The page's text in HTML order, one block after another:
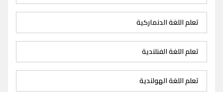
تعلم اللغة الدنماركية
تعلم اللغة الفنلندية
تعلم اللغة الهولندية